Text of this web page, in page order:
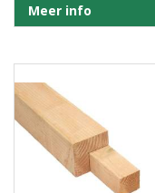
Meer info